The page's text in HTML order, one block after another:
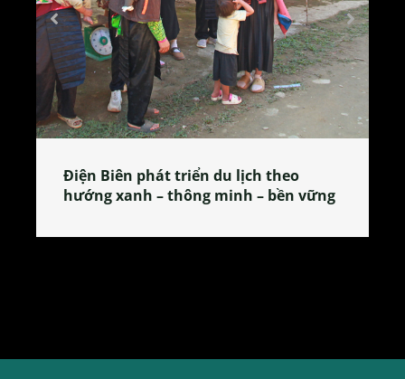
Làng làm bánh tẻ Phú Nhi – nơi lan
tỏa đặc sản xứ Đoài